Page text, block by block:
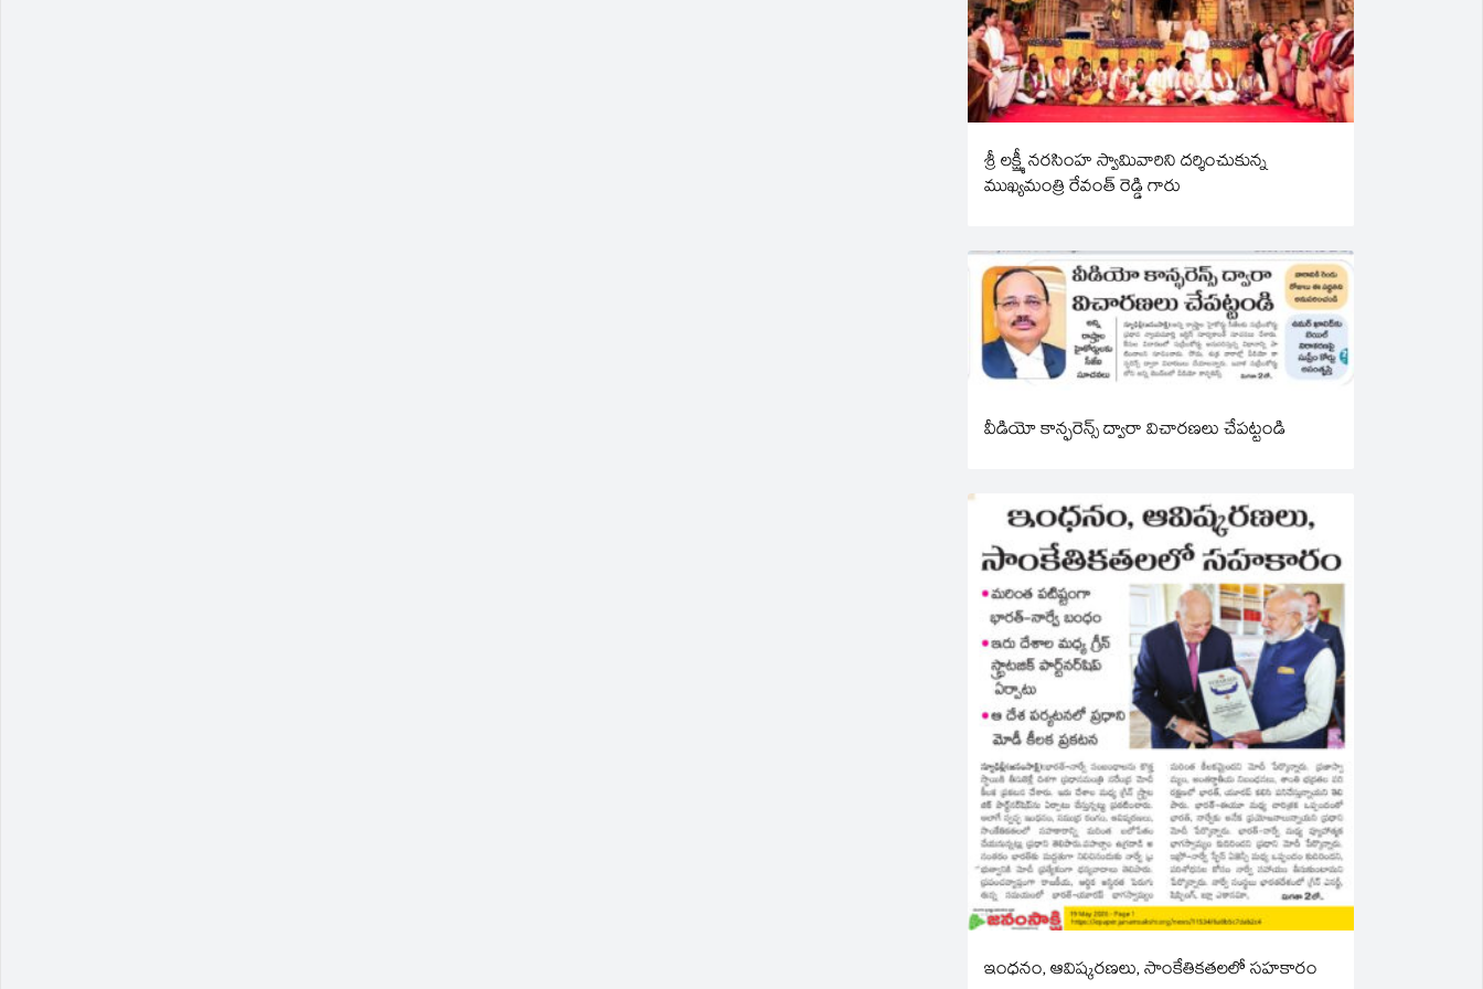
శ్రీ లక్ష్మీ నరసింహ స్వామివారిని దర్శించుకున్న
ముఖ్యమంత్రి రేవంత్ రెడ్డి గారు
వీడియో కాన్ఫరెన్స్ ద్వారా విచారణలు చేపట్టండి
ఇంధనం, ఆవిష్కరణలు, సాంకేతికతలలో సహకారం